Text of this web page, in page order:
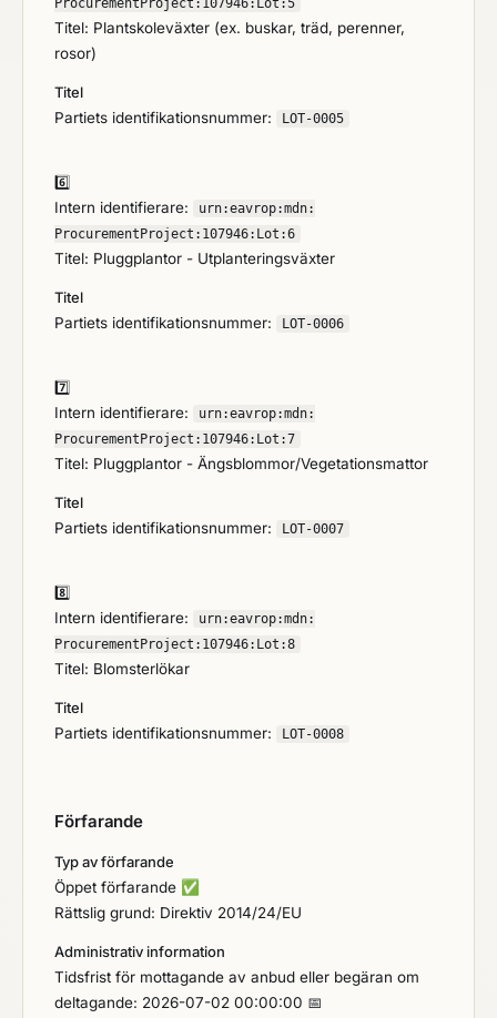
ProcurementProject: 107946: Lot:5
Titel: Plantskoleväxter (ex. buskar, träd, perenner,
rosor)
Titel
Partiets identifikationsnummer:
LOT-0005
6️⃣
Intern identifierare:
urn:eavrop:mdn:
ProcurementProject: 107946: Lot:6
Titel: Pluggplantor - Utplanteringsväxter
Titel
Partiets identifikationsnummer:
LOT-0006
7️⃣
Intern identifierare:
urn:eavrop:mdn:
ProcurementProject: 107946: Lot:7
Titel: Pluggplantor - Ängsblommor/Vegetationsmattor
Titel
Partiets identifikationsnummer:
LOT-0007
8️⃣
Intern identifierare:
urn:eavrop:mdn:
ProcurementProject: 107946: Lot:8
Titel: Blomsterlökar
Titel
Partiets identifikationsnummer:
LOT-0008
Förfarande
Typ av förfarande
Öppet förfarande ✅
Rättslig grund: Direktiv 2014/24/EU
Administrativ information
Tidsfrist för mottagande av anbud eller begäran om
deltagande: 2026-07-02 00:00:00 📅